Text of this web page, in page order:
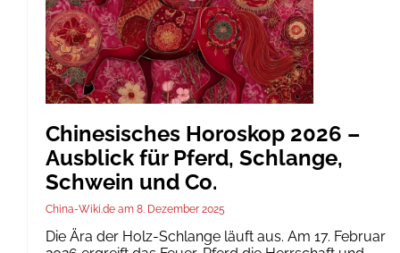
Chinesisches Horoskop 2026 –
Ausblick für Pferd, Schlange,
Schwein und Co.
China-Wiki.de 8. Dezember 2025
Die Ära der Holz-Schlange läuft aus. Am 17. Februar